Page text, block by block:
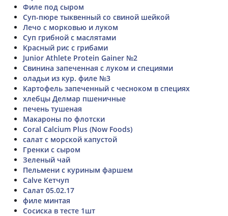
Филе под сыром
Суп-пюре тыквенный со свиной шейкой
Лечо с морковью и луком
Суп грибной с маслятами
Красный рис с грибами
Junior Athlete Protein Gainer №2
Свинина запеченная с луком и специями
оладьи из кур. филе №3
Картофель запеченный с чесноком в специях
хлебцы Делмар пшеничные
печень тушеная
Макароны по флотски
Coral Calcium Plus (Now Foods)
салат с морской капустой
Гренки с сыром
Зеленый чай
Пельмени с куриным фаршем
Calve Кетчуп
Салат 05.02.17
филе минтая
Сосиска в тесте 1шт